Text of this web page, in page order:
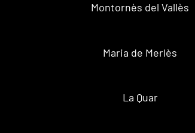
Montornès del Vallès
Maria de Merlès
La Quar